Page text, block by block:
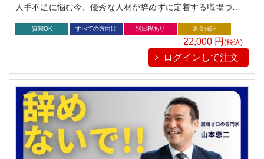
人手不足に悩む今、優秀な人材が辞めずに定着する職場づくり
は急務です。本セミナーでは、社員の9割に「辞めないで」と
言われた講師が、辞めたくなくなる職場の秘訣を実践的に伝授
質問OK すべての方向け 別日程あり 返金保証
22,000 円 (税込)
ログインして注文